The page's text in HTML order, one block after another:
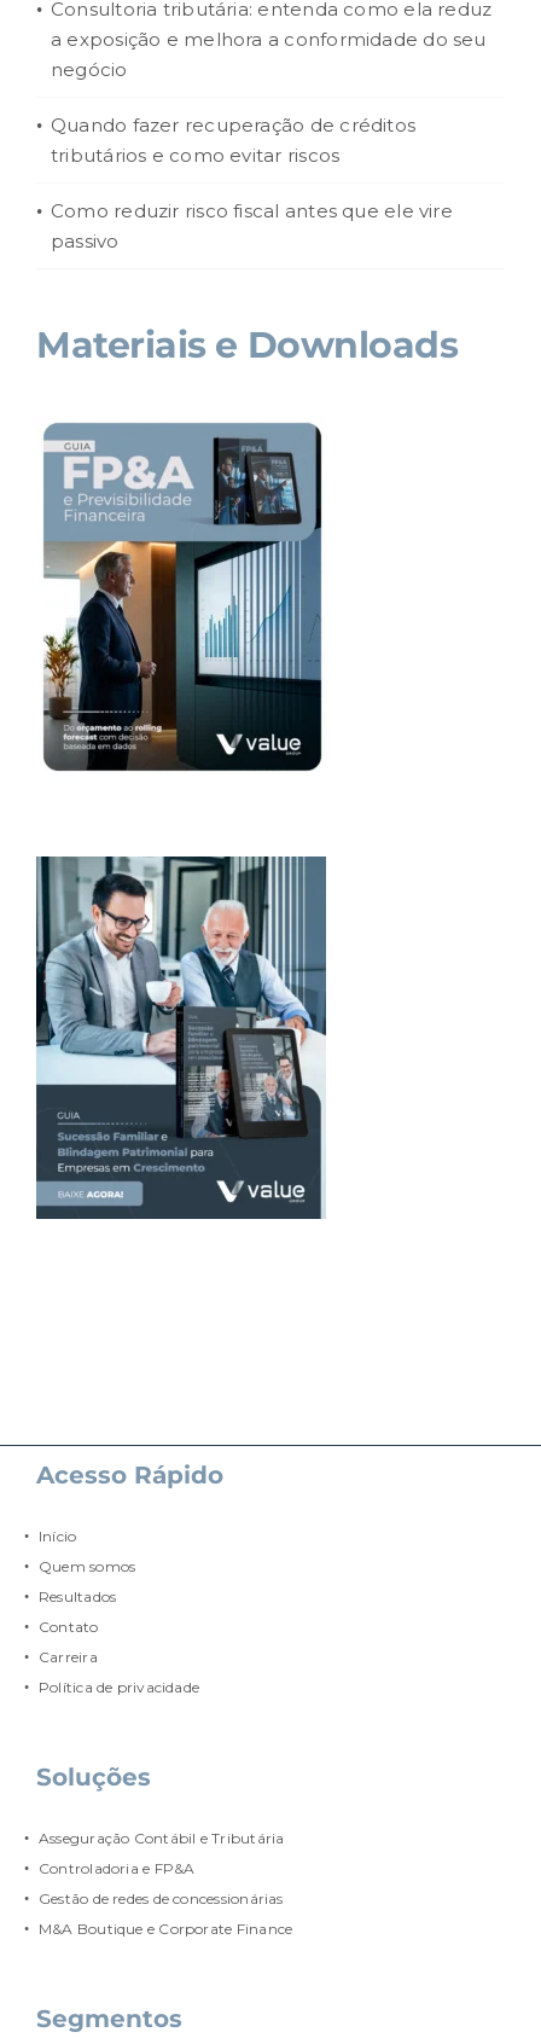
Consultoria tributária: entenda como ela reduz
a exposição e melhora a conformidade do seu
negócio
Quando fazer recuperação de créditos
tributários e como evitar riscos
Como reduzir risco fiscal antes que ele vire
passivo
Materiais e Downloads
Acesso Rápido
Início
Quem somos
Resultados
Contato
Carreira
Política de privacidade
Soluções
Asseguração Contábil e Tributária
Controladoria e FP&A
Gestão de redes de concessionárias
M&A Boutique e Corporate Finance
Segmentos